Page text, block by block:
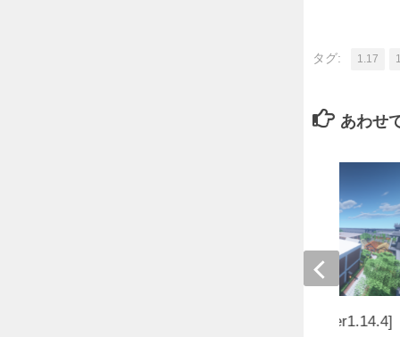
タグ: 1.17
あわせ
[RPG]キキョウ[JAVAver1.14.4]